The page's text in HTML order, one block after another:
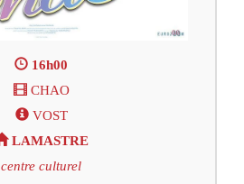
16h00
CHAO
VOST
LAMASTRE
centre culturel